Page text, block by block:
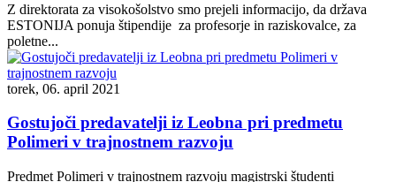
Z direktorata za visokošolstvo smo prejeli informacijo, da država
ESTONIJA ponuja štipendije za profesorje in raziskovalce, za
poletne...
torek, 06. april 2021
Gostujoči predavatelji iz Leobna pri predmetu
Polimeri v trajnostnem razvoju
Predmet Polimeri v trajnostnem razvoju magistrski študenti